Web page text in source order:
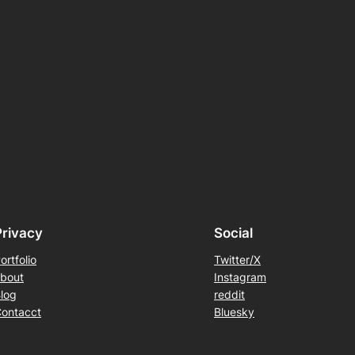
Social
Twitter/X
Instagram
reddit
Bluesky